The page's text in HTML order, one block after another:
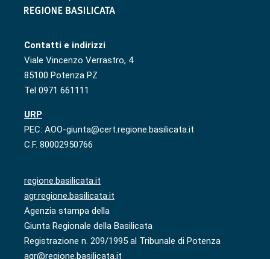
Contatti e indirizzi
Viale Vincenzo Verrastro, 4
85100 Potenza PZ
Tel 0971 661111
URP
PEC: AOO-giunta@cert.regione.basilicata.it
C.F. 80002950766
regione.basilicata.it
agr.regione.basilicata.it
Agenzia stampa della
Giunta Regionale della Basilicata
Registrazione n. 209/1995 al Tribunale di Potenza
agr@regione.basilicata.it